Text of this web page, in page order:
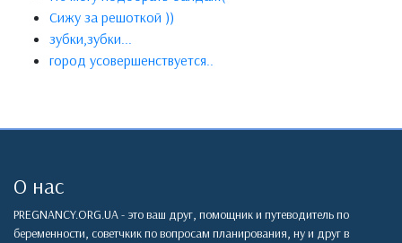
Сижу за решоткой ))
зубки,зубки...
город усовершенствуется..
О нас
PREGNANCY.ORG.UA - это ваш друг, помощник и путеводитель по
беременности, советчкик по вопросам планирования, ну и друг в